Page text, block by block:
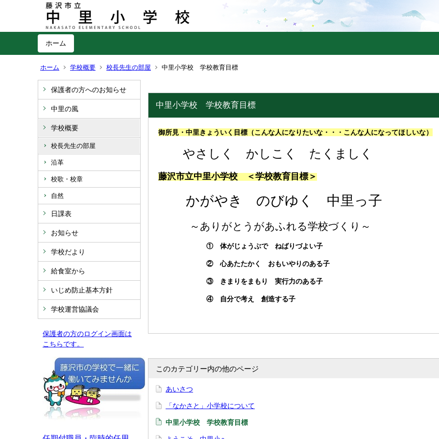
ホーム
ホーム 学校概要 校長先生の部屋 中里小学校 学校教育目標
保護者の方へのお知らせ
中里の風
学校概要
校長先生の部屋
沿革
校歌・校章
自然
日課表
お知らせ
学校だより
給食室から
いじめ防止基本方針
学校運営協議会
保護者の方のログイン画面は
こちらです。
中里小学校 学校教育目標
御所見・中里きょういく目標（こんな人になりたいな・・・こんな人になってほしいな）
やさしく かしこく たくましく
藤沢市立中里小学校 ＜学校教育目標＞
かがやき のびゆく 中里っ子
～ありがとうがあふれる学校づくり～
① 体がじょうぶで ねばりづよい子
② 心あたたかく おもいやりのある子
③ きまりをまもり 実行力のある子
④ 自分で考え 創造する子
このカテゴリー内の他のページ
あいさつ
「なかさと」小学校について
中里小学校 学校教育目標